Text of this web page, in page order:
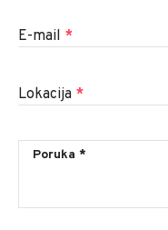
E-mail *
Lokacija *